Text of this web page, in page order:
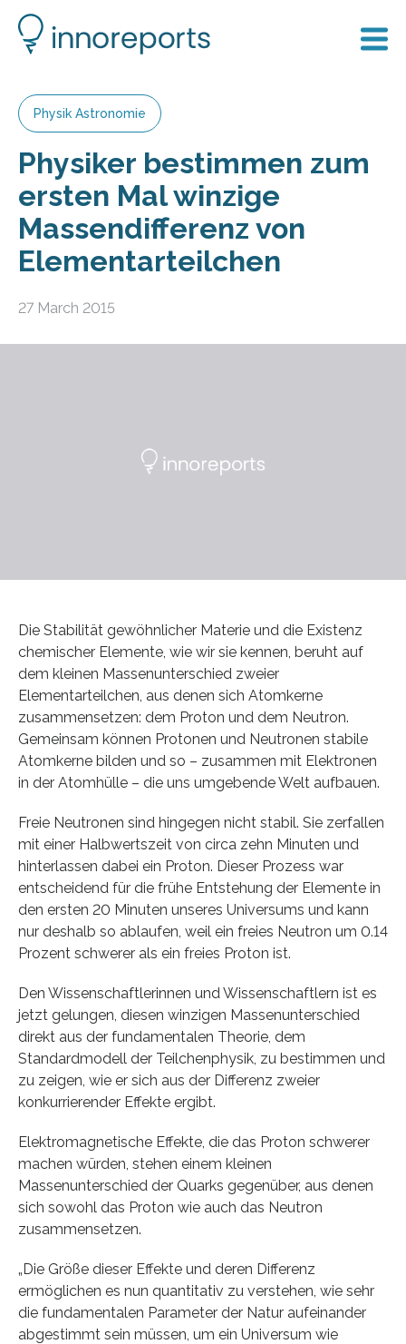
Physik Astronomie
Physiker bestimmen zum
ersten Mal winzige
Massendifferenz von
Elementarteilchen
27 March 2015
Die Stabilität gewöhnlicher Materie und die Existenz
chemischer Elemente, wie wir sie kennen, beruht auf
dem kleinen Massenunterschied zweier
Elementarteilchen, aus denen sich Atomkerne
zusammensetzen: dem Proton und dem Neutron.
Gemeinsam können Protonen und Neutronen stabile
Atomkerne bilden und so – zusammen mit Elektronen
in der Atomhülle – die uns umgebende Welt aufbauen.
Freie Neutronen sind hingegen nicht stabil. Sie zerfallen
mit einer Halbwertszeit von circa zehn Minuten und
hinterlassen dabei ein Proton. Dieser Prozess war
entscheidend für die frühe Entstehung der Elemente in
den ersten 20 Minuten unseres Universums und kann
nur deshalb so ablaufen, weil ein freies Neutron um 0.14
Prozent schwerer als ein freies Proton ist.
Den Wissenschaftlerinnen und Wissenschaftlern ist es
jetzt gelungen, diesen winzigen Massenunterschied
direkt aus der fundamentalen Theorie, dem
Standardmodell der Teilchenphysik, zu bestimmen und
zu zeigen, wie er sich aus der Differenz zweier
konkurrierender Effekte ergibt.
Elektromagnetische Effekte, die das Proton schwerer
machen würden, stehen einem kleinen
Massenunterschied der Quarks gegenüber, aus denen
sich sowohl das Proton wie auch das Neutron
zusammensetzen.
„Die Größe dieser Effekte und deren Differenz
ermöglichen es nun quantitativ zu verstehen, wie sehr
die fundamentalen Parameter der Natur aufeinander
abgestimmt sein müssen, um ein Universum wie